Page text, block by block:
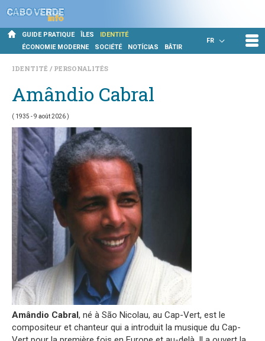
GUIDE PRATIQUE ÎLES
IDENTITÉ
ÉCONOMIE MODERNE
SOCIÉTÉ NOTÍCIAS BÂTIR
FR
IDENTITÉ PERSONALITÉS
Amândio Cabral
( 1935 - 9 août 2026 )
Amândio Cabral, né à São Nicolau, au Cap-Vert, est le
compositeur et chanteur qui a introduit la musique du Cap-